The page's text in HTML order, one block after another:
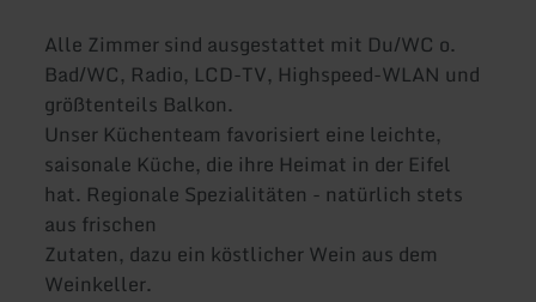
Alle Zimmer sind ausgestattet mit Du/WC o.
Bad/WC, Radio, LCD-TV, Highspeed-WLAN und
größtenteils Balkon.
Unser Küchenteam favorisiert eine leichte,
saisonale Küche, die ihre Heimat in der Eifel
hat. Regionale Spezialitäten - natürlich stets
aus frischen
Zutaten, dazu ein köstlicher Wein aus dem
Weinkeller.